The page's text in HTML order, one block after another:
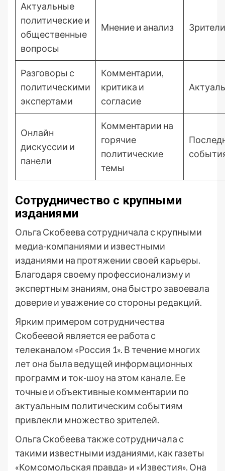
Актуальные
политические и
общественные
вопросы
Мнение и анализ Зрители
Разговоры с
политическими
экспертами
Комментарии,
критика и
согласие
Онлайн
дискуссии и
панели
Комментарии на
горячие
политические
темы
Сотрудничество с крупными
изданиями
Ольга Скобеева сотрудничала с крупными
медиа-компаниями и известными
изданиями на протяжении своей карьеры.
Благодаря своему профессионализму и
экспертным знаниям, она быстро завоевала
доверие и уважение со стороны редакций.
Ярким примером сотрудничества
Скобеевой является ее работа с
телеканалом «Россия 1». В течение многих
лет она была ведущей информационных
программ и ток-шоу на этом канале. Ее
точные и объективные комментарии по
актуальным политическим событиям
привлекли множество зрителей.
Ольга Скобеева также сотрудничала с
такими известными изданиями, как газеты
«Комсомольская правда» и «Известия». Она